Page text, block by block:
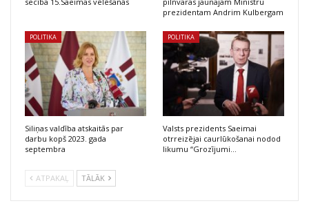
prezidentam Andrim Kulbergam
POLITIKA
Siliņas valdība atskaitās par
darbu kopš 2023. gada
septembra
POLITIKA
Valsts prezidents Saeimai
otrreizējai caurlūkošanai nodod
likumu “Grozījumi…
ATPAKAĻ TĀLĀK